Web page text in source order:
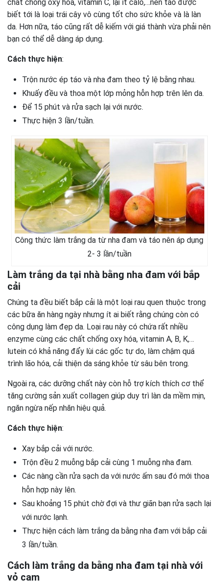
chất chống oxy hóa, vitamin C, lại ít calo,…nên táo được
biết tới là loại trái cây vô cùng tốt cho sức khỏe và là làn
da. Hơn nữa, táo cũng rất dễ kiếm với giá thành vừa phải nên
bạn có thể dễ dàng áp dụng.
Cách thực hiện:
Trộn nước ép táo và nha đam theo tỷ lệ bằng nhau.
Khuấy đều và thoa một lớp mỏng hỗn hợp trên lên da.
Để 15 phút và rửa sạch lại với nước.
Thực hiện 3 lần/tuần.
Công thức làm trắng da từ nha đam và táo nên áp dụng
2- 3 lần/tuần
Làm trắng da tại nhà bằng nha đam với bắp
cải
Chúng ta đều biết bắp cải là một loại rau quen thuộc trong
các bữa ăn hàng ngày nhưng ít ai biết rằng chúng còn có
công dụng làm đẹp da. Loại rau này có chứa rất nhiều
enzyme cùng các chất chống oxy hóa, vitamin A, B, K,…
lutein có khả năng đẩy lùi các gốc tự do, làm chậm quá
trình lão hóa, cải thiện da sáng khỏe từ sâu bên trong.
Ngoài ra, các dưỡng chất này còn hỗ trợ kích thích cơ thể
tăng cường sản xuất collagen giúp duy trì làn da mềm mịn,
ngăn ngừa nếp nhăn hiệu quả.
Cách thực hiện:
Xay bắp cải với nước.
Trộn đều 2 muỗng bắp cải cùng 1 muỗng nha đam.
Các nàng cần rửa sạch da với nước ấm sau đó mới thoa
hỗn hợp này lên.
Sau khoảng 15 phút chờ đợi và thư giãn bạn rửa sạch lại
với nước lạnh.
Thực hiện cách làm trắng da bằng nha đam với bắp cải
3 lần/tuần.
Cách làm trắng da bằng nha đam tại nhà với
vỏ cam